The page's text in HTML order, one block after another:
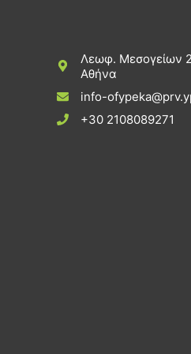
Λεωφ. Μεσογείων
Αθήνα
info-
+30 2108089271